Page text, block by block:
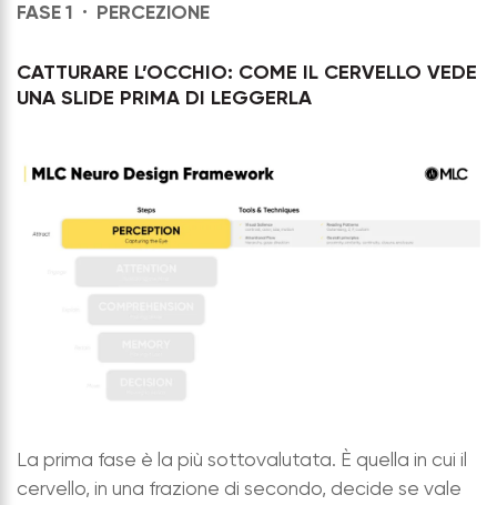
FASE 1 · PERCEZIONE
CATTURARE L’OCCHIO: COME IL CERVELLO VEDE
UNA SLIDE PRIMA DI LEGGERLA
La prima fase è la più sottovalutata. È quella in cui il
cervello, in una frazione di secondo, decide se vale